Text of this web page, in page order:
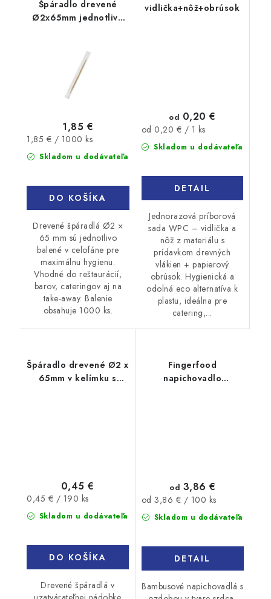
Špáradlo drevené
Ø2x65mm jednotlivo
Skladom u dodávateľa
1,85 €
Jednotková
cena:
1,85 € / 1000 ks
DO KOŠÍKA
Drevené špáradlá Ø2 ×
65 mm sú jednotlivo
balené v celofáne pre
maximálnu hygienu.
Vhodné do reštaurácií,
barov, cateringov aj na
take-away. Balenie
obsahuje 1000 ks.
vidlička+nôž+obrúsok
Skladom u dodávateľa
od 0,20 €
Jednotková
cena:
od 0,20 € / 1 ks
DETAIL
Jednorazová príborová
sada WPC – vidlička a
nôž z materiálu s
prídavkom drevných
vlákien + papierový
obrúsok. Hygienická a
odolná eco alternatíva k
plastu, ideálna pre
catering,...
Špáradlo drevené Ø2 x
65mm v kelímku s
Skladom u dodávateľa
0,45 €
Jednotková
cena:
0,45 € / 190 ks
DO KOŠÍKA
Drevené špáradlá v
Fingerfood
napichovadlo
Skladom u dodávateľa
od 3,86 €
Jednotková
cena:
od 3,86 € / 100 ks
DETAIL
Bambusové napichovadlá s